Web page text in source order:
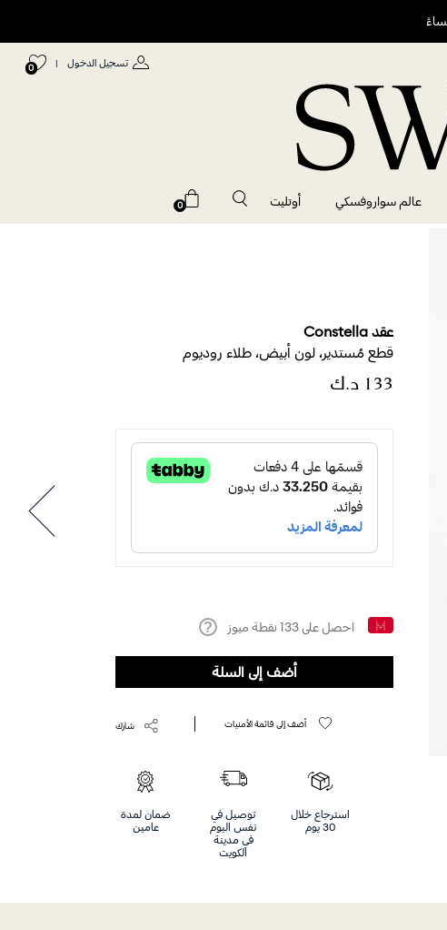
تسجيل الدخول |
0
عالم سواروفسكي أوتليت 0
عقد Constella
قطع مُستدير، لون أبيض، طلاء روديوم
احصل على 133 نقطة ميوز
أضف إلى السلة
أضف إلى قائمة الأمنيات شارك
استرجاع خلال
30 يوم
توصيل في
نفس اليوم
في مدينة
الكويت
ضمان لمدة
عامين